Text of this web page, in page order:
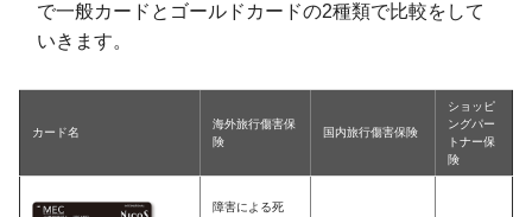
で一般カードとゴールドカードの2種類で比較をして
いきます。
カード名
海外旅行傷害保
険
国内旅行傷害保険
ショッピ
ングパー
トナー保
険
障害による死